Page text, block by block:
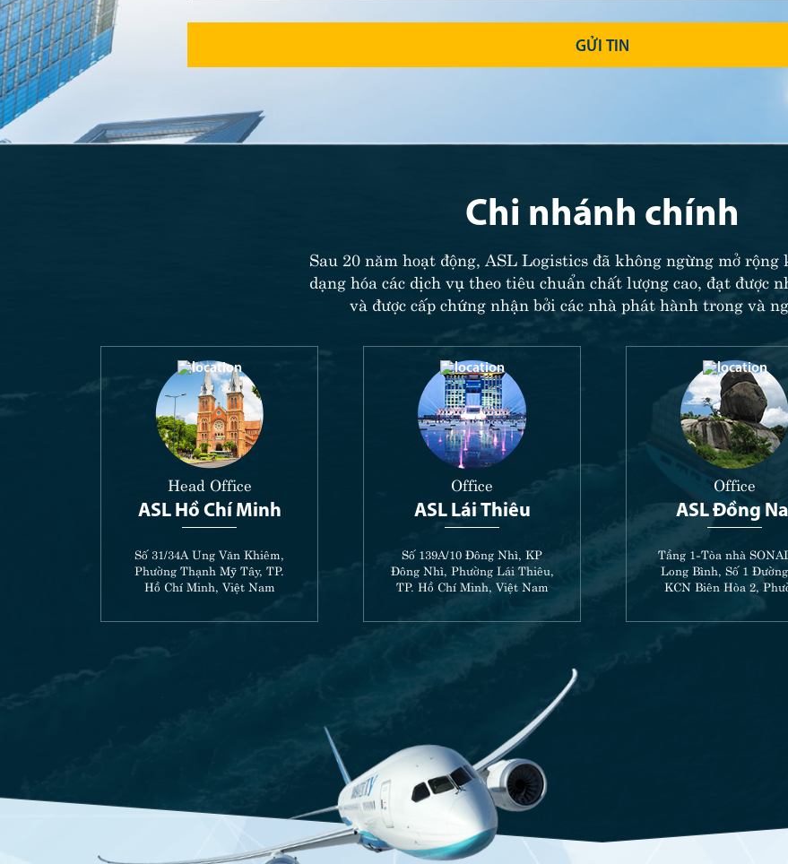
Chi nhánh chính
Sau 20 năm hoạt động, ASL Logistics đã không ngừng mở rộng
dạng hóa các dịch vụ theo tiêu chuẩn chất lượng cao, đạt được
và được cấp chứng nhận bởi các nhà phát hành trong và
Head Office
ASL Hồ Chí Minh
Số 31/34A Ung Văn Khiêm,
Phường Thạnh Mỹ Tây, TP.
Hồ Chí Minh, Việt Nam
Office
ASL Lái Thiêu
Số 139A/10 Đông Nhì, KP
Đông Nhì, Phường Lái Thiêu,
TP. Hồ Chí Minh, Việt Nam
Office
ASL Đồng
Tầng 1-Tòa nhà
Long Bình, Số 1
KCN Biên Hòa 2,
Việt Nam